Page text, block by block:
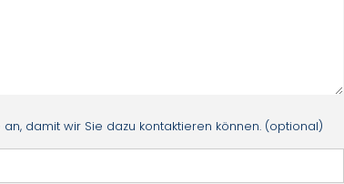
damit wir Sie dazu kontaktieren können. (optional)